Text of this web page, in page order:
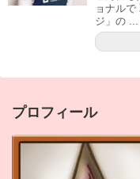
ョナル
ジ」の ...
プロフィール